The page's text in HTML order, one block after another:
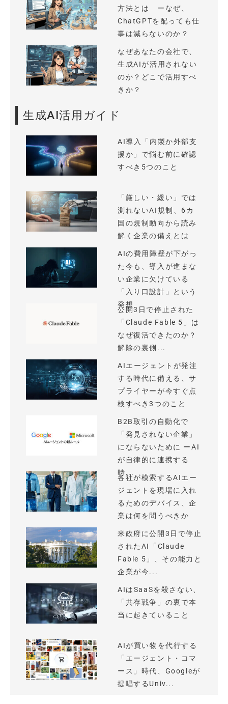
方法とは ーなぜ、
ChatGPTを配っても仕
事は減らないのか？
なぜあなたの会社で、
生成AIが活用されない
のか？どこで活用すべ
きか？
生成AI活用ガイド
AI導入「内製か外部支
援か」で悩む前に確認
すべき5つのこと
「厳しい・緩い」では
測れないAI規制、6カ
国の規制動向から読み
解く企業の備えとは
AIの費用障壁が下がっ
た今も、導入が進まな
い企業に欠けている
「入り口設計」という
発想
公開3日で停止された
「Claude Fable 5」は
なぜ復活できたのか？
解除の裏側...
AIエージェントが発注
する時代に備える、サ
プライヤーが今すぐ点
検すべき3つのこと
B2B取引の自動化で
「発見されない企業」
にならないために ーAI
が自律的に連携する
時...
各社が模索するAIエー
ジェントを現場に入れ
るためのデバイス、企
業は何を問うべきか
米政府に公開3日で停止
されたAI「Claude
Fable 5」、その能力と
企業が今...
AIはSaaSを殺さない、
「共存戦争」の裏で本
当に起きていること
AIが買い物を代行する
「エージェント・コマ
ース」時代、Googleが
提唱するUniv...